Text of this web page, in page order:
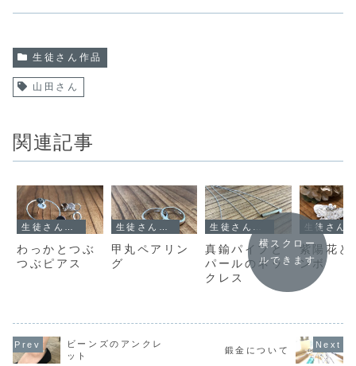
生徒さん作品
山田さん
関連記事
わっかとつぶ
つぶピアス
甲丸ペアリン
グ
真鍮パイプと
パールのネッ
クレス
紫陽花と
ンボ
横スクロー
ルできます
ビーンズのアンクレ
ット
鍛金について